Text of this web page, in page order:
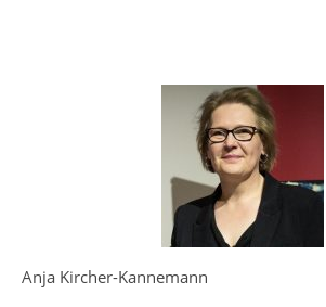
Anja Kircher-Kannemann